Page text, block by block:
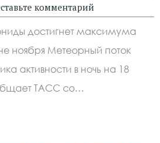
комментарий
достигнет максимума
ноября Метеорный поток
активности в ночь на 18
ТАСС со…